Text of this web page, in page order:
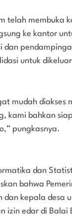
telah membuka
ke kantor
untuk
mudah diakses
kami bahkan
pungkasnya.
dan
bahwa
kepala desa
izin edar di Balai